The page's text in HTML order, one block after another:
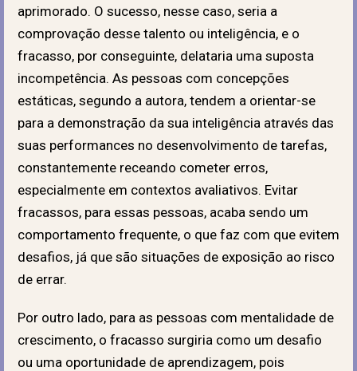
aprimorado. O sucesso, nesse caso, seria a
comprovação desse talento ou inteligência, e o
fracasso, por conseguinte, delataria uma suposta
incompetência. As pessoas com concepções
estáticas, segundo a autora, tendem a orientar-se
para a demonstração da sua inteligência através das
suas performances no desenvolvimento de tarefas,
constantemente receando cometer erros,
especialmente em contextos avaliativos. Evitar
fracassos, para essas pessoas, acaba sendo um
comportamento frequente, o que faz com que evitem
desafios, já que são situações de exposição ao risco
de errar.
Por outro lado, para as pessoas com mentalidade de
crescimento, o fracasso surgiria como um desafio
ou uma oportunidade de aprendizagem, pois